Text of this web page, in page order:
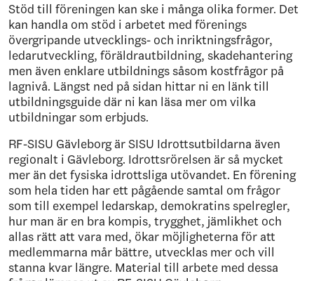
Stöd till föreningen kan ske i många olika former. Det
kan handla om stöd i arbetet med förenings
övergripande utvecklings- och inriktningsfrågor,
ledarutveckling, föräldrautbildning, skadehantering
men även enklare utbildnings såsom kostfrågor på
lagnivå. Längst ned på sidan hittar ni en länk till
utbildningsguide där ni kan läsa mer om vilka
utbildningar som erbjuds.
RF-SISU Gävleborg är SISU Idrottsutbildarna även
regionalt i Gävleborg. Idrottsrörelsen är så mycket
mer än det fysiska idrottsliga utövandet. En förening
som hela tiden har ett pågående samtal om frågor
som till exempel ledarskap, demokratins spelregler,
hur man är en bra kompis, trygghet, jämlikhet och
allas rätt att vara med, ökar möjligheterna för att
medlemmarna mår bättre, utvecklas mer och vill
stanna kvar längre. Material till arbete med dessa